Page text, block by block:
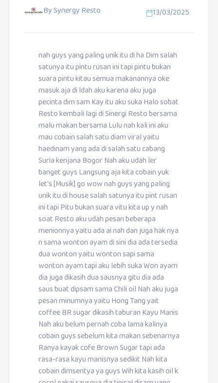
BySynergy Resto 13/03/2025
nah guys yang paling unik itu di ha Dim salah
satunya itu pintu rusan ini tapi pintu bukan
suara pintu kitau semua makanannya oke
masuk aja di ldah aku karena aku juga
pecinta dim sam Kay itu aku suka Halo sobat
Resto kembali lagi di Sinergi Resto bersama
malu makan bersama Lulu nah kali ini aku
mau cobain salah satu diam viral yaitu
haedinam yang ada di salah satu cabang
Suria kenjana Bogor Nah aku udah ler
banget guys Langsung aja kita cobain yuk
let's [Musik] go wow nah guys yang paling
unik itu di house salah satunya itu pint rusan
ini tapi Pitu bukan suara vitu kita up y nah
soat Resto aku udah pesan beberapa
menionnya yaitu ada ai nah dan juga hak nya
n sama wonton ayam di sini dia ada tersedia
dua wonton yaitu wonton sapi sama
wonton ayam tapi aku lebih suka Won ayam
dia juga dikasih dua sausnya gitu dia ada
saus buat dipsam sama Chili oil Nah aku juga
pesan minumnya yaitu Hong Tang yait
coffee BR sugar dikasih taburan Kayu Manis
Nah aku belum pernah coba lama kalinya
cobain guys sebelum kita makan sebenarnya
Ranya kayak cofe Brown Sugar tapi ada
rasa-rasa kayu manisnya sedikit Nah kita
cobain dimsentya ya guys Wih kita kasih oil k